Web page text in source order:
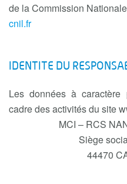
de la Commission
cnil.fr
IDENTITE DU
Les données à
cadre des activités du site
MCI – RCS
Siège
44470